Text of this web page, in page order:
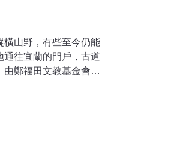
橫山野，有些至今仍能
往宜蘭的門戶，古道
鄭福田文教基金會與
七條古道及三個地
時候每年的正月都會